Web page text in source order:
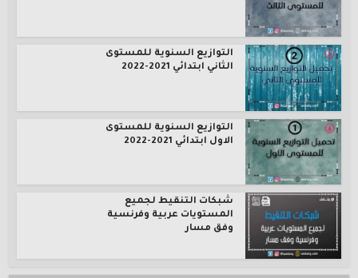
التوازيع السنوية للمستوى
الثاني ابتدائي 2021-2022
التوازيع السنوية للمستوى
الاول ابتدائي 2021-2022
شبكات التنقيط لجميع
المستويات عربية وفرنسية
وفق مسار